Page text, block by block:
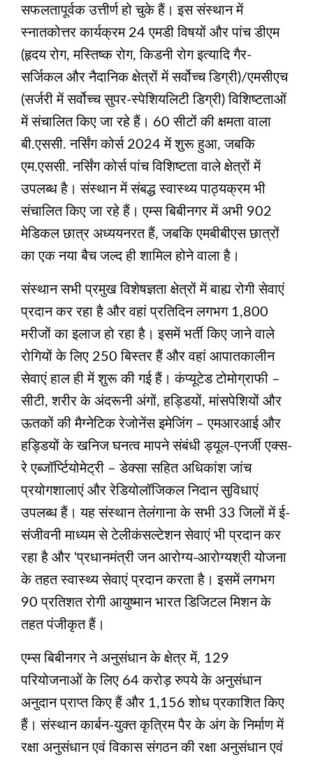
सफलतापूर्वक उत्तीर्ण हो चुके हैं। इस संस्थान में
स्नातकोत्तर कार्यक्रम 24 एमडी विषयों और पांच डीएम
(हृदय रोग, मस्तिष्क रोग, किडनी रोग इत्यादि गैर-
सर्जिकल और नैदानिक क्षेत्रों में सर्वोच्च डिग्री)/एमसीएच
(सर्जरी में सर्वोच्च सुपर-स्पेशियलिटी डिग्री) विशिष्टताओं
में संचालित किए जा रहे हैं। 60 सीटों की क्षमता वाला
बी.एससी. नर्सिंग कोर्स 2024 में शुरू हुआ, जबकि
एम.एससी. नर्सिंग कोर्स पांच विशिष्टता वाले क्षेत्रों में
उपलब्ध है। संस्थान में संबद्ध स्वास्थ्य पाठ्यक्रम भी
संचालित किए जा रहे हैं। एम्स बिबीनगर में अभी 902
मेडिकल छात्र अध्ययनरत हैं, जबकि एमबीबीएस छात्रों
का एक नया बैच जल्द ही शामिल होने वाला है।
संस्थान सभी प्रमुख विशेषज्ञता क्षेत्रों में बाह्य रोगी सेवाएं
प्रदान कर रहा है और वहां प्रतिदिन लगभग 1,800
मरीजों का इलाज हो रहा है। इसमें भर्ती किए जाने वाले
रोगियों के लिए 250 बिस्तर हैं और वहां आपातकालीन
सेवाएं हाल ही में शुरू की गई हैं। कंप्यूटेड टोमोग्राफी –
सीटी, शरीर के अंदरूनी अंगों, हड्डियों, मांसपेशियों और
ऊतकों की मैग्नेटिक रेजोनेंस इमेजिंग – एमआरआई और
हड्डियों के खनिज घनत्व मापने संबंधी ड्यूल-एनर्जी एक्स-
रे एब्जॉर्प्टियोमेट्री – डेक्सा सहित अधिकांश जांच
प्रयोगशालाएं और रेडियोलॉजिकल निदान सुविधाएं
उपलब्ध हैं। यह संस्थान तेलंगाना के सभी 33 जिलों में ई-
संजीवनी माध्यम से टेलीकंसल्टेशन सेवाएं भी प्रदान कर
रहा है और ‘प्रधानमंत्री जन आरोग्य-आरोग्यश्री योजना
के तहत स्वास्थ्य सेवाएं प्रदान करता है। इसमें लगभग
90 प्रतिशत रोगी आयुष्मान भारत डिजिटल मिशन के
तहत पंजीकृत हैं।
एम्स बिबीनगर ने अनुसंधान के क्षेत्र में, 129
परियोजनाओं के लिए 64 करोड़ रुपये के अनुसंधान
अनुदान प्राप्त किए हैं और 1,156 शोध प्रकाशित किए
हैं। संस्थान कार्बन-युक्त कृत्रिम पैर के अंग के निर्माण में
रक्षा अनुसंधान एवं विकास संगठन की रक्षा अनुसंधान एवं